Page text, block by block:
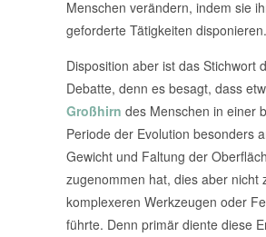
Menschen verändern, indem sie
geforderte Tätigkeiten disponieren.
Disposition aber ist das Stichwort
Debatte, denn es besagt, dass
Großhirn des Menschen in einer
Periode der Evolution besonders
Gewicht und Faltung der
zugenommen hat, dies aber nicht
komplexeren Werkzeugen oder
führte. Denn primär diente diese